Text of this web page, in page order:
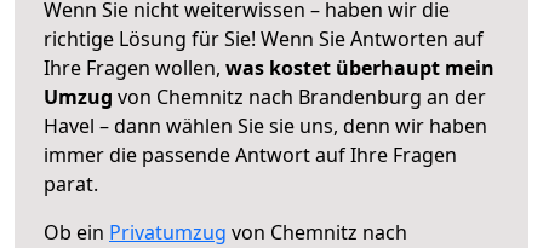
Wenn Sie nicht weiterwissen – haben wir die
richtige Lösung für Sie! Wenn Sie Antworten auf
Ihre Fragen wollen, was kostet überhaupt mein
Umzug von Chemnitz nach Brandenburg an der
Havel – dann wählen Sie sie uns, denn wir haben
immer die passende Antwort auf Ihre Fragen
parat.
Ob ein Privatumzug von Chemnitz nach